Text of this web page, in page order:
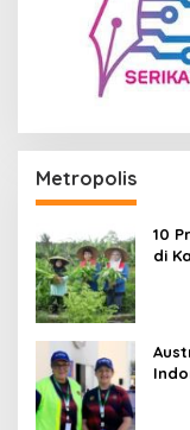
Metropolis
10
di